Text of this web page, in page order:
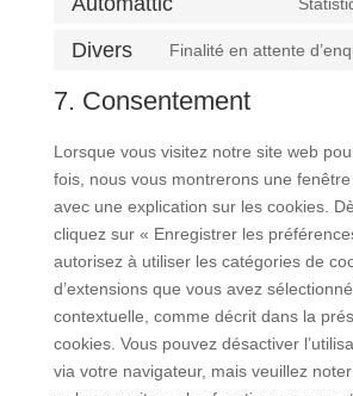
Divers Finalité en attente
7. Consentement
Lorsque vous visitez notre site web
fois, nous vous montrerons une
avec une explication sur les cookies.
cliquez sur « Enregistrer les
autorisez à utiliser les catégories de
d’extensions que vous avez
contextuelle, comme décrit dans la
cookies. Vous pouvez désactiver
via votre navigateur, mais veuillez